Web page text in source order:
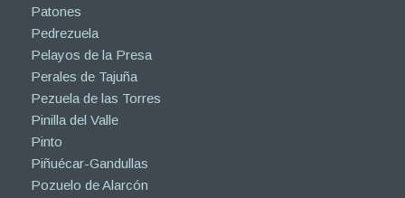
Patones
Pedrezuela
Pelayos de la Presa
Perales de Tajuña
Pezuela de las Torres
Pinilla del Valle
Pinto
Piñuécar-Gandullas
Pozuelo de Alarcón